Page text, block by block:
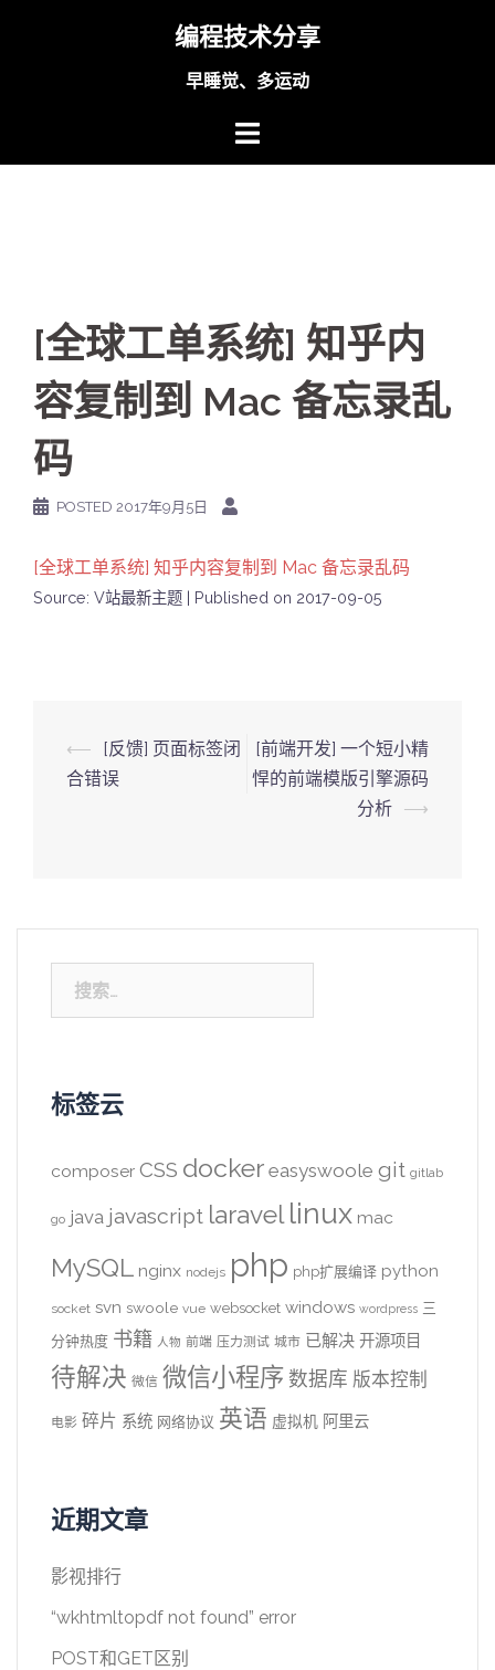
编程技术分享
早睡觉、多运动
[全球工单系统] 知乎内
容复制到 Mac 备忘录乱
码
POSTED 2017年9月5日
[全球工单系统] 知乎内容复制到 Mac 备忘录乱码
Source: V站最新主题 Published on 2017-09-05
Post
navigation
⟵
[反馈] 页面标签闭
合错误
[前端开发] 一个短小精
悍的前端模版引擎源码
分析 ⟶
索：
标签云
composer CSS docker easyswoole git gitlab
go java javascript laravel linux mac
MySQL nginx nodejs php php扩展编译 python
socket svn swoole vue websocket windows wordpress 三
分钟热度 书籍 人物 前端 压力测试 城市 已解决 开源项目
待解决 微信 微信小程序 数据库 版本控制
电影 碎片 系统 网络协议 英语 虚拟机 阿里云
近期文章
影视排行
“wkhtmltopdf not found” error
POST和GET区别